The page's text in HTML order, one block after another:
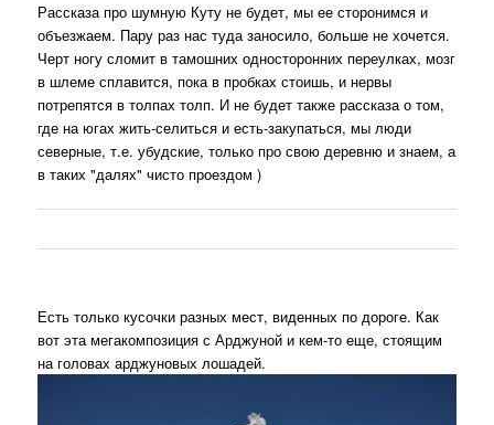
Рассказа про шумную Куту не будет, мы ее сторонимся и
объезжаем. Пару раз нас туда заносило, больше не хочется.
Черт ногу сломит в тамошних односторонних переулках, мозг
в шлеме сплавится, пока в пробках стоишь, и нервы
потрепятся в толпах толп. И не будет также рассказа о том,
где на югах жить-селиться и есть-закупаться, мы люди
северные, т.е. убудские, только про свою деревню и знаем, а
в таких "далях" чисто проездом )
Есть только кусочки разных мест, виденных по дороге. Как
вот эта мегакомпозиция с Арджуной и кем-то еще, стоящим
на головах арджуновых лошадей.